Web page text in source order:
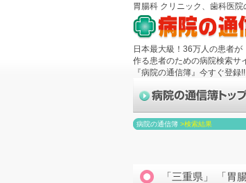
胃腸科 クリニック、歯科医院
日本最大級！36万人の患者が
作る患者のための病院検索サ
『病院の通信簿』今すぐ登録!!
病院の通信簿 >検索結果
「三重県」 「胃